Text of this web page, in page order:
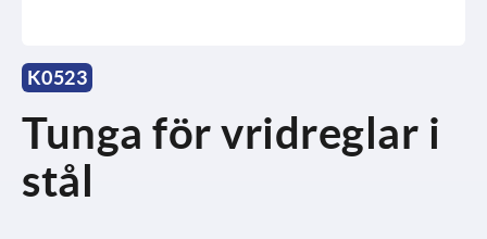
K0523
Tunga för vridreglar i
stål